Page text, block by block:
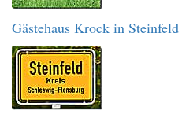
Gästehaus Krock in Steinfeld